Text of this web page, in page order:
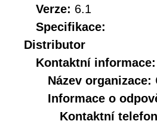
Verze: 6.1
Specifikace:
Distributor
Kontaktní informace:
Název organizace:
Informace o
Kontaktní telefon